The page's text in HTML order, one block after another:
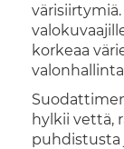
korkeaa
hylkii vettä,
puhdistusta